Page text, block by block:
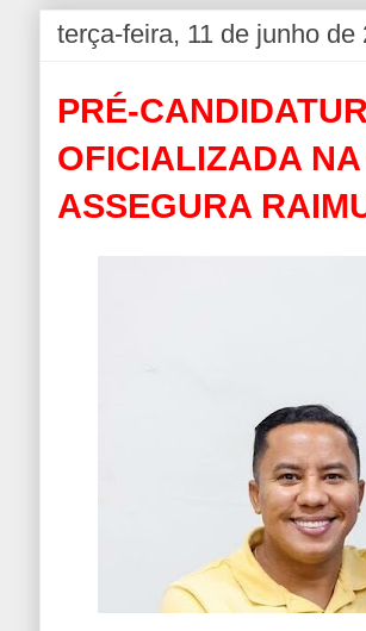
terça-feira, 11 de junho de
PRÉ-
OFICIALIZADA
ASSEGURA